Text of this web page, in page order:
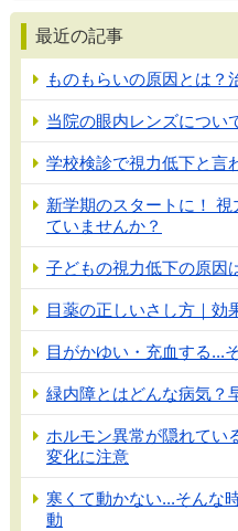
最近の記事
ものもらいの原因とは？
当院の眼内レンズについ
学校検診で視力低下と言
新学期のスタートに！
ていませんか？
子どもの視力低下の原因
目薬の正しいさし方｜効
目がかゆい・充血する...
緑内障とはどんな病気？
ホルモン異常が隠れてい
変化に注意
寒くて動かない...そんな
動